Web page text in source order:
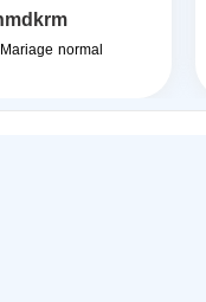
Mariage normal